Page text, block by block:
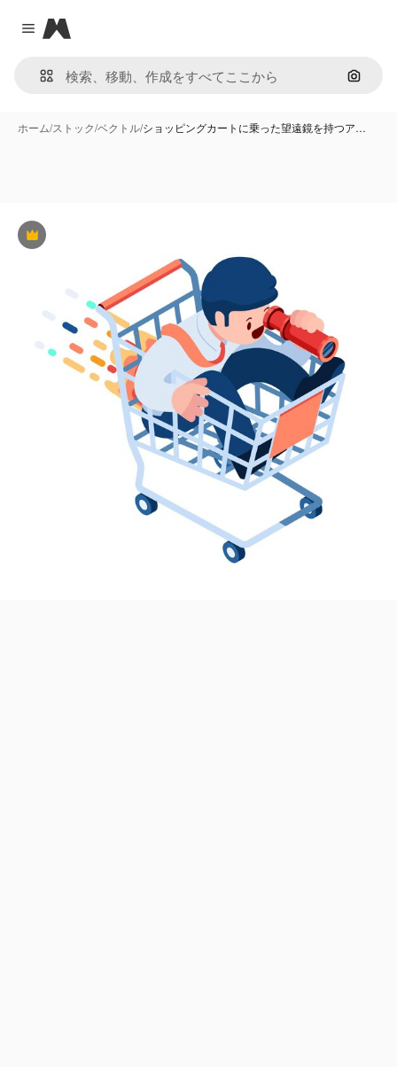
Close menu
Magnific
画像で
ホーム/ストック/ベクトル/ショッピングカートに乗った望遠鏡を持つア…
Premium